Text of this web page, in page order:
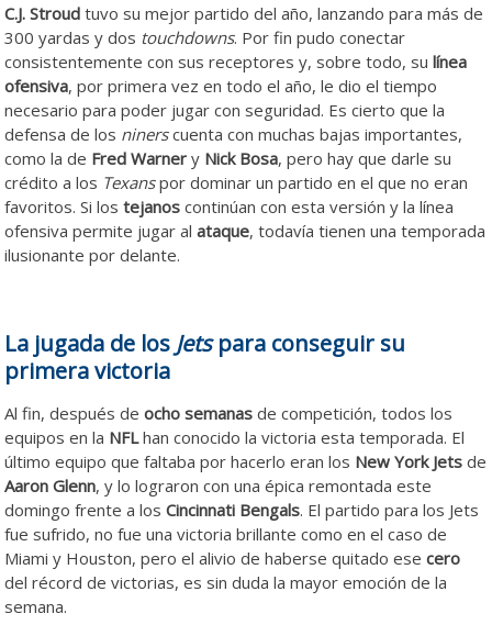
C.J. Stroud tuvo su mejor partido del año, lanzando para más de
300 yardas y dos touchdowns. Por fin pudo conectar
consistentemente con sus receptores y, sobre todo, sulínea
ofensiva, por primera vez en todo el año, le dio el tiempo
necesario para poder jugar con seguridad. Es cierto que la
defensa de los ninerscuenta con muchas bajas importantes,
como la de Fred Warnery Nick Bosa, pero hay que darle su
crédito a los Texanspor dominar un partido en el que no eran
favoritos. Si lostejanos continúan con esta versión y la línea
ofensiva permite jugar alataque, todavía tienen una temporada
ilusionante por delante.
La jugada de los Jetspara conseguir su
primera victoria
Al fin, después de ocho semanas de competición, todos los
equipos en la NFLhan conocido la victoria esta temporada. El
último equipo que faltaba por hacerlo eran los New York Jets de
Aaron Glenn, y lo lograron con una épica remontada este
domingo frente a losCincinnati Bengals. El partido para los Jets
fue sufrido, no fue una victoria brillante como en el caso de
Miami y Houston, pero el alivio de haberse quitado esecero
del récord de victorias, es sin duda la mayor emoción de la
semana.